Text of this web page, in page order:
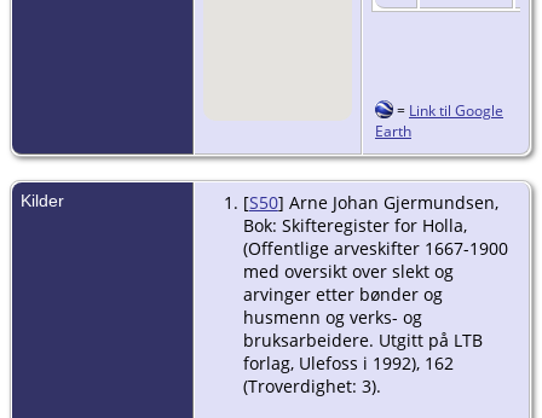
= Link til Google
Earth
Kilder [S50] Arne Johan Gjermundsen,
Bok: Skifteregister for Holla,
(Offentlige arveskifter 1667-1900
med oversikt over slekt og
arvinger etter bønder og
husmenn og verks- og
bruksarbeidere. Utgitt på LTB
forlag, Ulefoss i 1992), 162
(Troverdighet: 3).